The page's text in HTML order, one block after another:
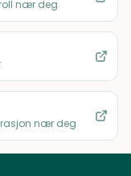
nær deg
nær deg